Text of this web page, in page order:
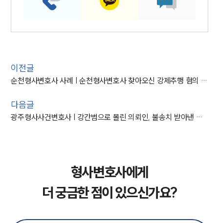
이전글
순천형사변호사 사례 | 순천형사변호사 찾아오신 강제추행 혐의 의뢰인, 불기소 마무리
다음글
광주형사사건변호사 | 강간범으로 몰린 의뢰인, 불송치 받아낸 광주형사사건변호사
형사변호사에게
더 궁금한 점이 있으신가요?